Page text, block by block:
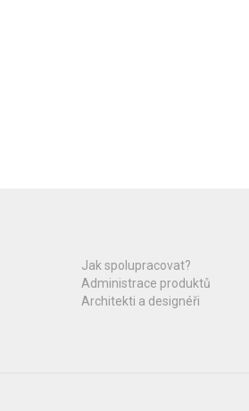
Jak spolupracovat?
Administrace produktů
Architekti a designéři